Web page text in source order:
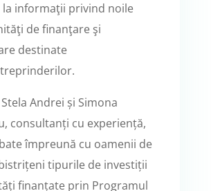
la informaţii privind noile
de finanţare şi
destinate
Andrei și Simona
consultanți cu experiență,
împreună cu oamenii de
tipurile de investiții
finanțate prin Programul